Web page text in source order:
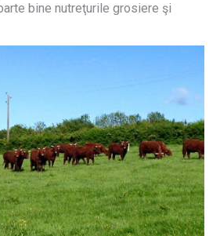
bine nutreţurile grosiere şi